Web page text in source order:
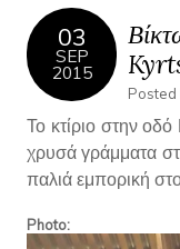
03
SEP
2015
Posted
Το κτίριο στην
χρυσά γράμματα
παλιά εμπορική
Photo: